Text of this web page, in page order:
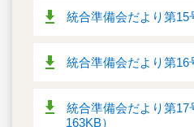
統合準備会だより第15
統合準備会だより第16
統合準備会だより第17
163KB）